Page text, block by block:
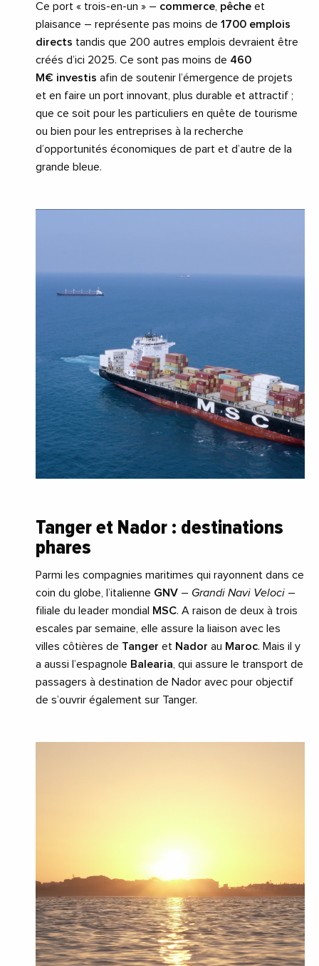
Ce port « trois-en-un » – commerce, pêche et
plaisance – représente pas moins de 1700 emplois
directs tandis que 200 autres emplois devraient être
créés d’ici 2025. Ce sont pas moins de 460
M€ investis afin de soutenir l’émergence de projets
et en faire un port innovant, plus durable et attractif ;
que ce soit pour les particuliers en quête de tourisme
ou bien pour les entreprises à la recherche
d’opportunités économiques de part et d’autre de la
grande bleue.
Tanger et Nador : destinations
phares
Parmi les compagnies maritimes qui rayonnent dans ce
coin du globe, l’italienne GNV – Grandi Navi Veloci –
filiale du leader mondial
MSC. A raison de deux à trois
escales par semaine, elle assure la liaison avec les
villes côtières de Tanger et Nador au Maroc. Mais il y
a aussi l’espagnole Balearia, qui assure le transport de
passagers à destination de Nador avec pour objectif
de s’ouvrir également sur Tanger.